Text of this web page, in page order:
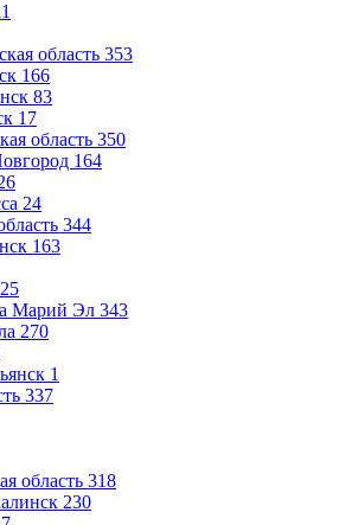
область 353
166
83
17
область 350
164
24
344
163
25
Марий Эл 343
270
1
337
область 318
230